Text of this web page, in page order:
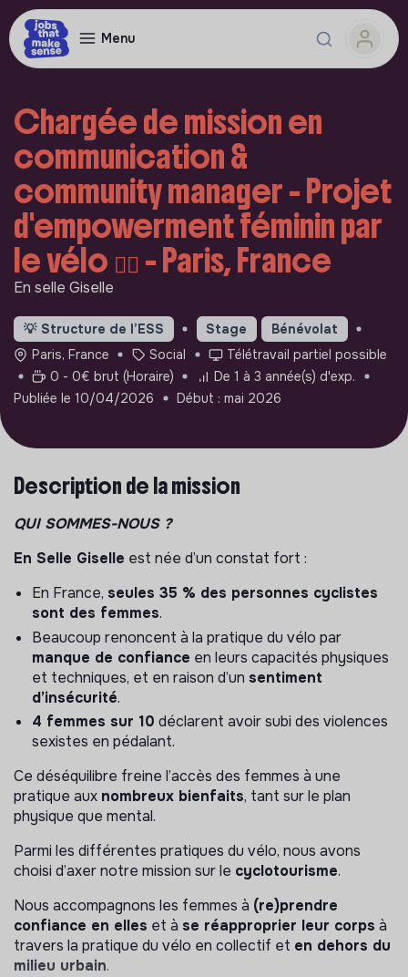
Menu
Chargée de mission en
communication &
community manager - Projet
d'empowerment féminin par
le vélo 🚵‍♀️ - Paris, France
En selle Giselle
💡 Structure de l’ESS Stage
Bénévolat
Paris, France
Social
Télétravail partiel possible
0 - 0€ brut (Horaire)
De 1 à 3 année(s) d'exp.
Publiée le 10/04/2026
Début : mai 2026
Description de la mission
QUI SOMMES-NOUS ?
En Selle Giselle est née d’un constat fort :
En France, seules 35 % des personnes cyclistes
sont des femmes.
Beaucoup renoncent à la pratique du vélo par
manque de confiance en leurs capacités physiques
et techniques, et en raison d’un sentiment
d’insécurité.
4 femmes sur 10 déclarent avoir subi des violences
sexistes en pédalant.
Ce déséquilibre freine l’accès des femmes à une
pratique aux nombreux bienfaits, tant sur le plan
physique que mental.
Parmi les différentes pratiques du vélo, nous avons
choisi d’axer notre mission sur le cyclotourisme.
Nous accompagnons les femmes à (re)prendre
confiance en elles et à se réapproprier leur corps à
travers la pratique du vélo en collectif et en dehors du
milieu urbain.